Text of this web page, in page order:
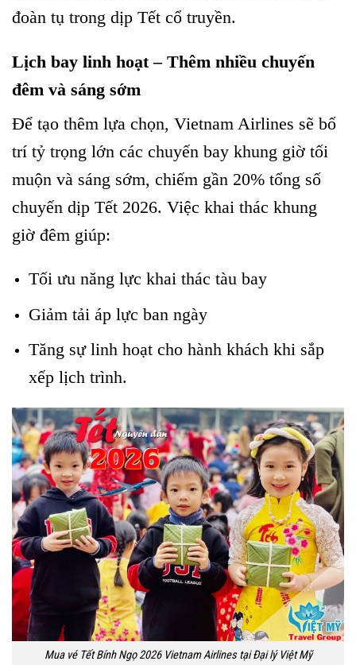
đoàn tụ trong dịp Tết cổ truyền.
Lịch bay linh hoạt – Thêm nhiều chuyến
đêm và sáng sớm
Để tạo thêm lựa chọn, Vietnam Airlines sẽ bố
trí tỷ trọng lớn các chuyến bay khung giờ tối
muộn và sáng sớm, chiếm gần 20% tổng số
chuyến dịp Tết 2026. Việc khai thác khung
giờ đêm giúp:
Tối ưu năng lực khai thác tàu bay
Giảm tải áp lực ban ngày
Tăng sự linh hoạt cho hành khách khi sắp
xếp lịch trình.
Mua vé Tết Bính Ngọ 2026 Vietnam Airlines tại Đại lý Việt Mỹ